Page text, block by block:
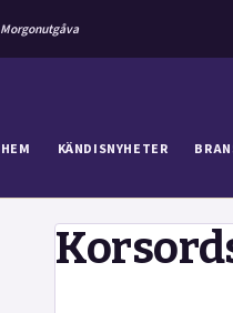
Morgonutgåva
HEM KÄNDISNYHETER